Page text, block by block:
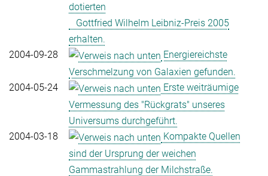
dotierten
Gottfried Wilhelm Leibniz-Preis 2005
erhalten.
2004-09-28
Energiereichste
Verschmelzung von Galaxien gefunden.
2004-05-24
Erste weiträumige
Vermessung des "Rückgrats" unseres
Universums durchgeführt.
2004-03-18
Kompakte Quellen
sind der Ursprung der weichen
Gammastrahlung der Milchstraße.